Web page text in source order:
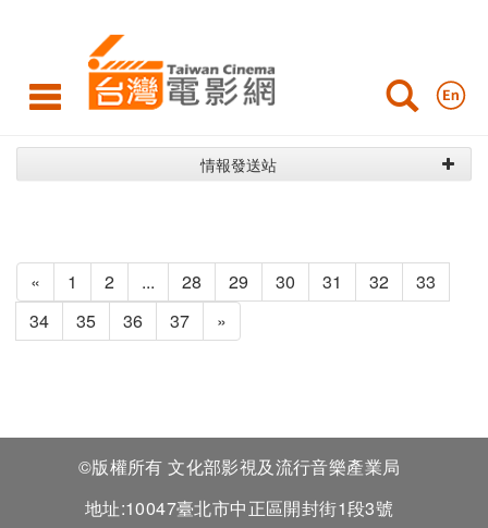
消
息 情報發送站
« 1 2 ... 28 29 30 31 32
33
34
35 36 37 »
©版權所有 文化部影視及流行音樂產業局
地址:10047臺北市中正區開封街1段3號